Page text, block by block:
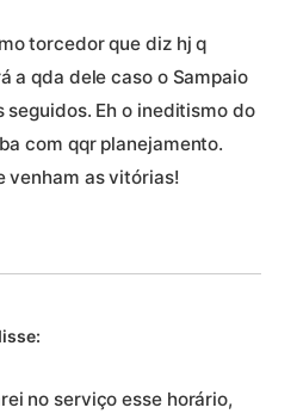
torcedor que diz hj q
a qda dele caso o Sampaio
seguidos. Eh o ineditismo do
com qqr planejamento.
venham as vitórias!
no serviço esse horário,